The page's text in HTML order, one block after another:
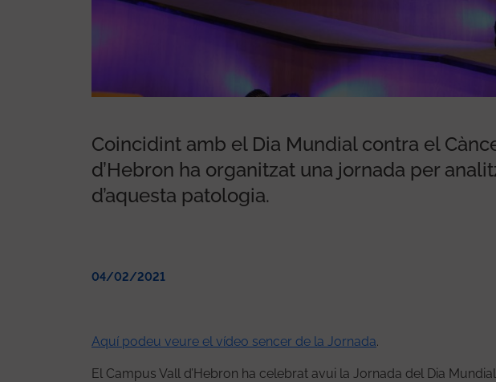
Coincidint amb el Dia Mundial contra el
d’Hebron ha organitzat una jornada per
d’aquesta patologia.
04/02/2021
Aquí podeu veure el vídeo sencer de la Jornada.
El Campus Vall d’Hebron ha celebrat avui la Jornada del Dia